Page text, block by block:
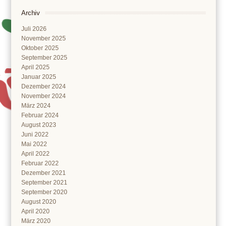
Archiv
Juli 2026
November 2025
Oktober 2025
September 2025
April 2025
Januar 2025
Dezember 2024
November 2024
März 2024
Februar 2024
August 2023
Juni 2022
Mai 2022
April 2022
Februar 2022
Dezember 2021
September 2021
September 2020
August 2020
April 2020
März 2020